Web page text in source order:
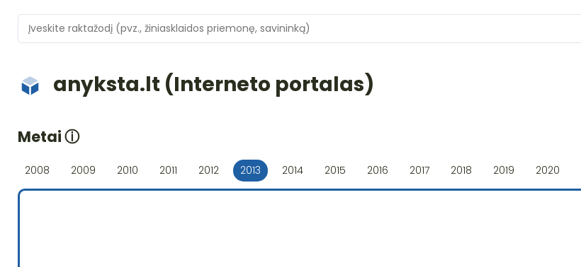
anyksta.lt (Interneto portalas)
Metaiⓘ
2008 2009 2010 2011 2012 2013 2014 2015 2016 2017 2018 2019 2020